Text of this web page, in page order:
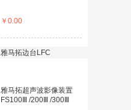
￥ 0.00
雅马拓边台LFC
雅马拓超声波影像装置
FS100Ⅲ /200Ⅲ /300Ⅲ